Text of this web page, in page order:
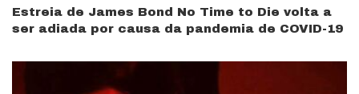
Estreia de James Bond No Time to Die volta a
ser adiada por causa da pandemia de COVID-19